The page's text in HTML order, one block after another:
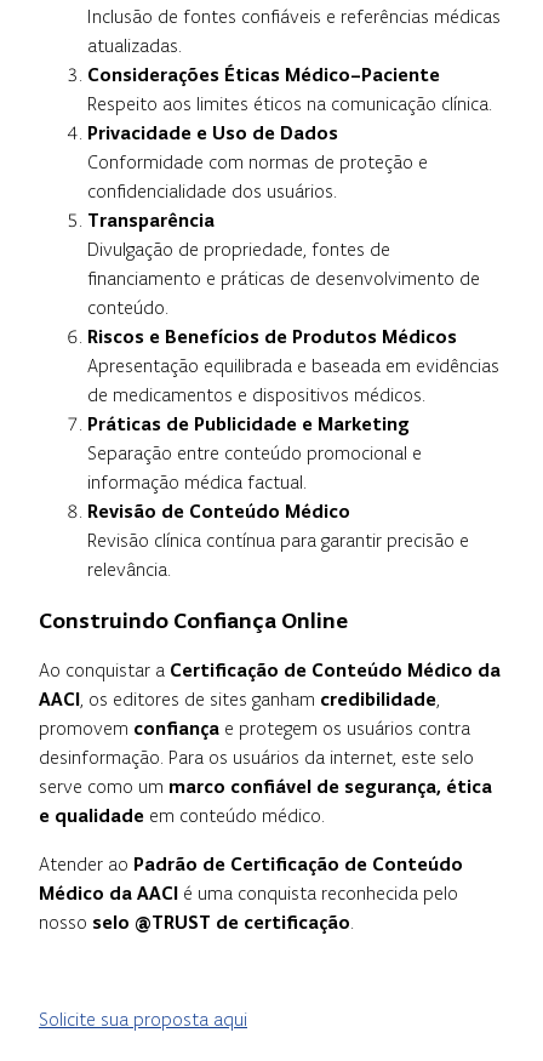
Inclusão de fontes confiáveis e referências médicas
atualizadas.
Considerações Éticas Médico–Paciente
Respeito aos limites éticos na comunicação clínica.
Privacidade e Uso de Dados
Conformidade com normas de proteção e
confidencialidade dos usuários.
Transparência
Divulgação de propriedade, fontes de
financiamento e práticas de desenvolvimento de
conteúdo.
Riscos e Benefícios de Produtos Médicos
Apresentação equilibrada e baseada em evidências
de medicamentos e dispositivos médicos.
Práticas de Publicidade e Marketing
Separação entre conteúdo promocional e
informação médica factual.
Revisão de Conteúdo Médico
Revisão clínica contínua para garantir precisão e
relevância.
Construindo Confiança Online
Ao conquistar a Certificação de Conteúdo Médico da
AACI, os editores de sites ganham credibilidade,
promovem confiança e protegem os usuários contra
desinformação. Para os usuários da internet, este selo
serve como um marco confiável de segurança, ética
e qualidade em conteúdo médico.
Atender ao Padrão de Certificação de Conteúdo
Médico da AACI é uma conquista reconhecida pelo
nosso selo @TRUST de certificação.
Solicite sua proposta aqui